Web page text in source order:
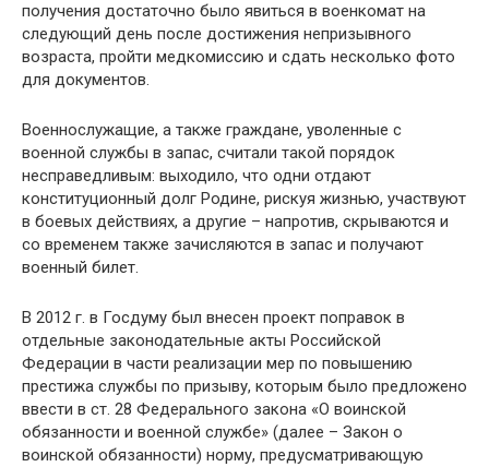
получения достаточно было явиться в военкомат на
следующий день после достижения непризывного
возраста, пройти медкомиссию и сдать несколько фото
для документов.
Военнослужащие, а также граждане, уволенные с
военной службы в запас, считали такой порядок
несправедливым: выходило, что одни отдают
конституционный долг Родине, рискуя жизнью, участвуют
в боевых действиях, а другие – напротив, скрываются и
со временем также зачисляются в запас и получают
военный билет.
В 2012 г. в Госдуму был внесен проект поправок в
отдельные законодательные акты Российской
Федерации в части реализации мер по повышению
престижа службы по призыву, которым было предложено
ввести в ст. 28 Федерального закона «О воинской
обязанности и военной службе» (далее – Закон о
воинской обязанности) норму, предусматривающую